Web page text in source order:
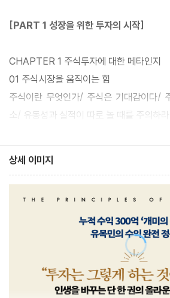
직장인 개미들의 필독서, 가장 현실적인 주
의 저자. 500만 원으로 시작해 7년 만에
에 대한 계좌 이력을 공개 인증해 화제를
설’ 유목민의 신작이 출간되었다.
2020년의 대세장에서 포스트코로나의
은 장세를 거치며 대한민국 개미들은 괜
두려면 제대로 된 공부가 필요하다는 것을
25년 ‘미국 기술주 르네상스’ 시대에 대
주식 공부에 과감히 시간과 노력을 투자해
제목 그대로, 모든 개미 투자자를 위한 ‘정
자신의 투자 노하우와 통찰을 모두 쏟아부
‘기본 지식’부터 실전에서 갈고 닦은 ‘수익
상세한 설명으로써 초보 단계의 투자자가
[PART 1 성장을 위한 투자의 시작]
CHAPTER 1 주식투자에 대한 메타인지
01 주식시장을 움직이는 힘
주식이란 무엇인가/ 주식은 기대감이다/
소/ 유동성과 실적이 따로 놀 때를 주의하
하한가 · 변동성완화장치 · 체결 강도 · 기
공매도
03 투자 전략의 종류
단기투자, 장기투자 · 가치투자 · 성장투자
트투자 · 모멘텀투자 · 팩터투자
04 나는 트레이더일까, 인베스터일까
트레이더 · 인베스터 · 변동성과 시간가치
상세 이미지